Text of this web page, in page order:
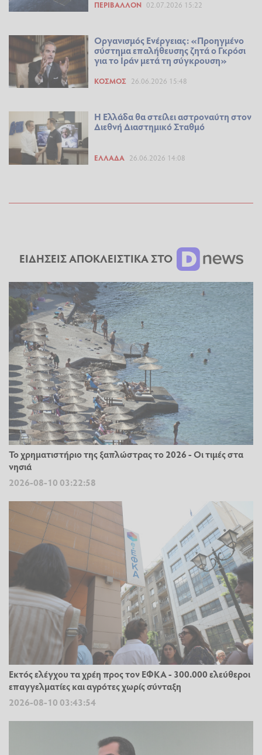
ΠΕΡΙΒΆΛΛΟΝ 02.07.2026 15:22
Οργανισμός Ενέργειας: «Προηγμένο
σύστημα επαλήθευσης ζητά ο Γκρόσι
για το Ιράν μετά τη σύγκρουση»
ΚΌΣΜΟΣ 26.06.2026 15:48
Η Ελλάδα θα στείλει αστροναύτη στον
Διεθνή Διαστημικό Σταθμό
ΕΛΛΆΔΑ 26.06.2026 14:08
ΕΙΔΗΣΕΙΣ ΑΠΟΚΛΕΙΣΤΙΚΑ ΣΤΟ
Το χρηματιστήριο της ξαπλώστρας το 2026 - Οι τιμές στα
νησιά
2026-08-10 03:22:58
Εκτός ελέγχου τα χρέη προς τον ΕΦΚΑ - 300.000 ελεύθεροι
επαγγελματίες και αγρότες χωρίς σύνταξη
2026-08-10 03:43:54